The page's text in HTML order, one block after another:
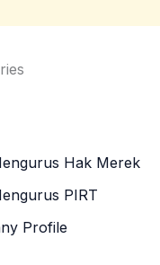
Hak Merek
PIRT
Profile